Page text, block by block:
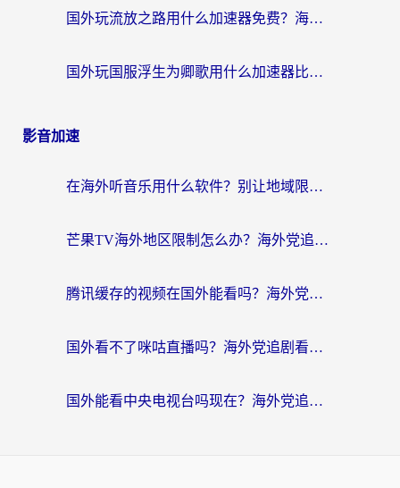
国外玩流放之路用什么加速器免费？海外党亲测有效的国服游戏加速指南
国外玩国服浮生为卿歌用什么加速器比较好？海外党亲测不踩坑指南
影音加速
在海外听音乐用什么软件？别让地域限制断了你的华语歌单
芒果TV海外地区限制怎么办？海外党追剧看片的实用加速器选择指南
腾讯缓存的视频在国外能看吗？海外党追剧看片的终极解决方案
国外看不了咪咕直播吗？海外党追剧看片的加速器选择指南
国外能看中央电视台吗现在？海外党追剧看央视的实用指南